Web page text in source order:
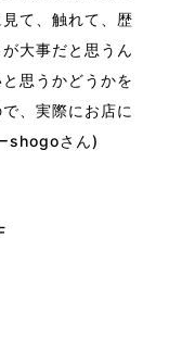
て、触れて、歴
大事だと思うん
思うかどうかを
、実際にお店に
shogoさん)